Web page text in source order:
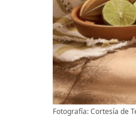
Fotografía: Cortesía de